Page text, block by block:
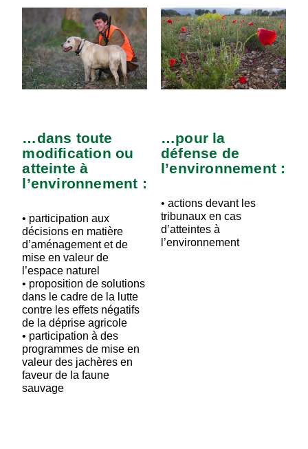
…dans toute
modification ou
atteinte à
l’environnement :
• participation aux
décisions en matière
d’aménagement et de
mise en valeur de
l’espace naturel
• proposition de solutions
dans le cadre de la lutte
contre les effets négatifs
de la déprise agricole
• participation à des
programmes de mise en
valeur des jachères en
faveur de la faune
sauvage
…pour la
défense de
l’environnement :
• actions devant les
tribunaux en cas
d’atteintes à
l’environnement